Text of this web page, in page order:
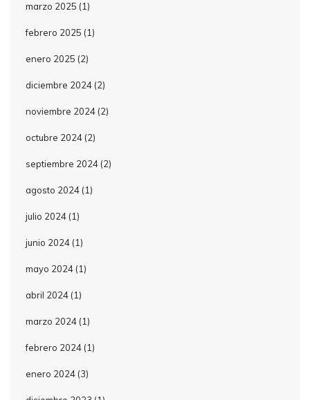
marzo 2025 (1)
febrero 2025 (1)
enero 2025 (2)
diciembre 2024 (2)
noviembre 2024 (2)
octubre 2024 (2)
septiembre 2024 (2)
agosto 2024 (1)
julio 2024 (1)
junio 2024 (1)
mayo 2024 (1)
abril 2024 (1)
marzo 2024 (1)
febrero 2024 (1)
enero 2024 (3)